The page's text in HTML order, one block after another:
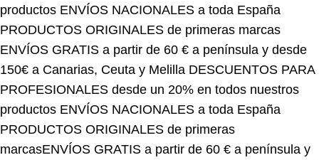
PRODUCTOS ORIGINALES de primeras marcas
ENVÍOS GRATIS a partir de 60 € a península y desde
150€ a Canarias, Ceuta y MelillaDESCUENTOS PARA
PROFESIONALES desde un 20% en todos nuestros
productosENVÍOS NACIONALES a toda España
PRODUCTOS ORIGINALES de primeras
marcasENVÍOS GRATIS a partir de 60 € a península y
desde 150€ a Canarias, Ceuta y Melilla DESCUENTOS